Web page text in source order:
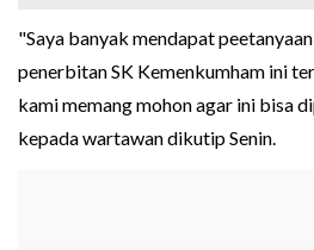
"Saya banyak mendapat
penerbitan SK Kemenkumham ini
kami memang mohon agar ini bisa
kepada wartawan dikutip Senin.